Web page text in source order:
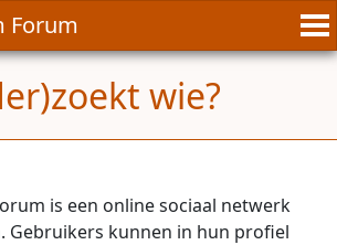
Forum
wie?
is een online sociaal netwerk
Gebruikers kunnen in hun profiel